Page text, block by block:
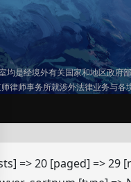
均是经境外有关国家和地区政府
律师事务所就涉外法律业务与
=> 20 [paged] => 29